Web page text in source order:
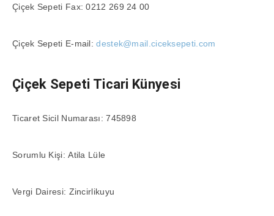
Çiçek Sepeti Fax: 0212 269 24 00
Çiçek Sepeti E-mail:destek@mail.ciceksepeti.com
Çiçek Sepeti Ticari Künyesi
Ticaret Sicil Numarası: 745898
Sorumlu Kişi: Atila Lüle
Vergi Dairesi: Zincirlikuyu